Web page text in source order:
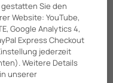
gestatten Sie den
Website: YouTube,
Google Analytics 4,
Express Checkout
jederzeit
Weitere Details
unserer